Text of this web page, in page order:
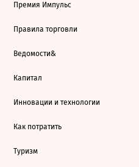
Премия Импульс
Правила торговли
Ведомости&
Капитал
Инновации и технологии
Как потратить
Туризм